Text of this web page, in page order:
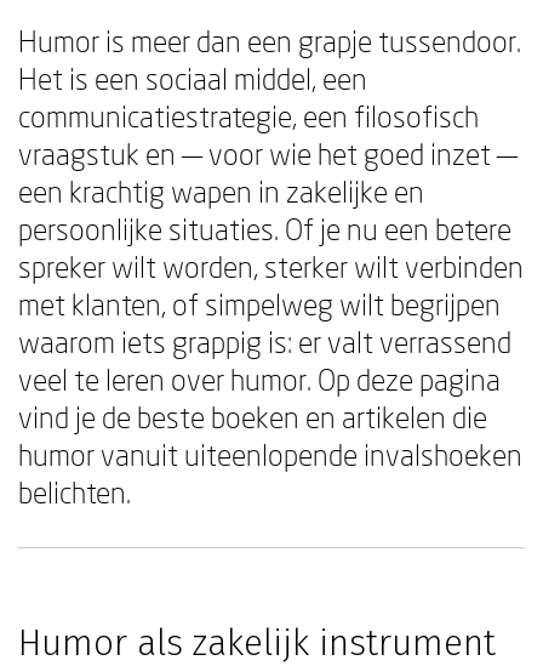
Humor is meer dan een grapje tussendoor.
Het is een sociaal middel, een
communicatiestrategie, een filosofisch
vraagstuk en — voor wie het goed inzet —
een krachtig wapen in zakelijke en
persoonlijke situaties. Of je nu een betere
spreker wilt worden, sterker wilt verbinden
met klanten, of simpelweg wilt begrijpen
waarom iets grappig is: er valt verrassend
veel te leren over humor. Op deze pagina
vind je de beste boeken en artikelen die
humor vanuit uiteenlopende invalshoeken
belichten.
Humor als zakelijk instrument